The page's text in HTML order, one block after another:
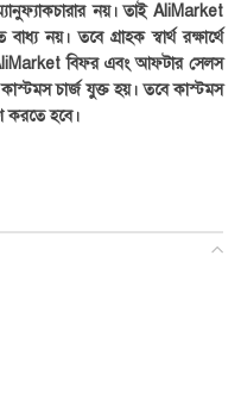
নয়। তাই AliMarket
নয়। তবে গ্রাহক স্বার্থ রক্ষার্থে
AliMarket বিফর এবং আফটার সেলস
চার্জ যুক্ত হয়। তবে কাস্টমস
করতে হবে।